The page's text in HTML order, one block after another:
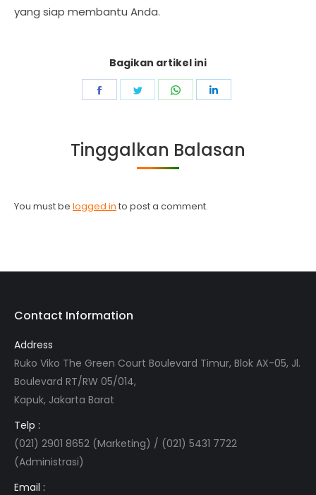
yang siap membantu Anda.
Bagikan artikel ini
Share
Share
Share
Tinggalkan Balasan
You must be logged in to post a comment.
Contact Information
Address
Ruko Viko The Green Court Boulevard Timur, Blok AX-05, Jl.
Boulevard RT/RW 05/014,
Kapuk, Jakarta Barat
Telp :
(021) 2901 8652 (Marketing) / (021) 5431 7722
(Administrasi)
Email :